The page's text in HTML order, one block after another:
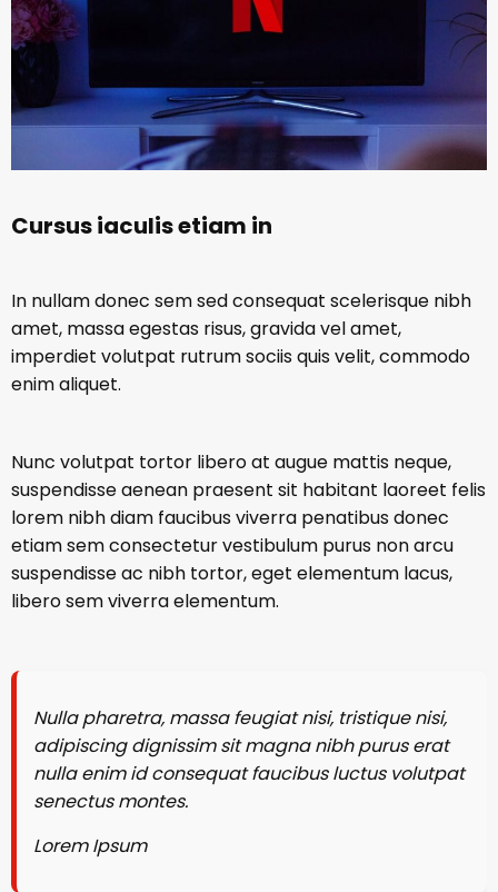
Cursus iaculis etiam in
In nullam donec sem sed consequat scelerisque nibh
amet, massa egestas risus, gravida vel amet,
imperdiet volutpat rutrum sociis quis velit, commodo
enim aliquet.
Nunc volutpat tortor libero at augue mattis neque,
suspendisse aenean praesent sit habitant laoreet felis
lorem nibh diam faucibus viverra penatibus donec
etiam sem consectetur vestibulum purus non arcu
suspendisse ac nibh tortor, eget elementum lacus,
libero sem viverra elementum.
Nulla pharetra, massa feugiat nisi, tristique nisi,
adipiscing dignissim sit magna nibh purus erat
nulla enim id consequat faucibus luctus volutpat
senectus montes.
Lorem Ipsum